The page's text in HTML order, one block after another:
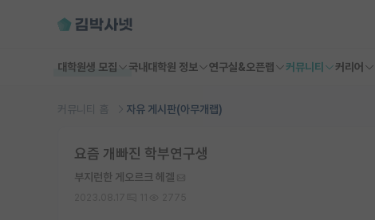
대학원생 모집 국내대학원 정보 연구실&오픈랩 커뮤니티 커리어
커뮤니티 홈 자유 게시판(아무개랩)
요즘 개빠진 학부연구생
부지런한 게오르크 헤겔